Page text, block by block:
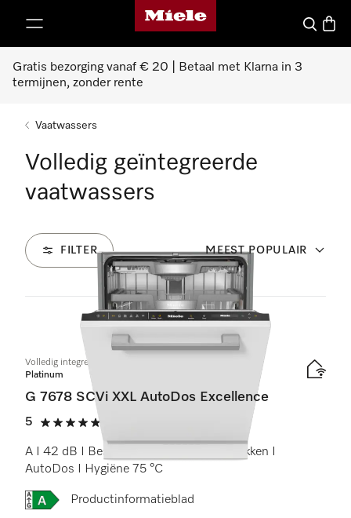
Homepage van Miele
Wat zoek
Gratis bezorging vanaf € 20 | Betaal met Klarna in 3
termijnen, zonder rente
Vaatwassers
Volledig geïntegreerde
vaatwassers
FILTER MEEST POPULAIR
47 Producten
Volledig integreerbare vaatwasser XXL
Platinum
G 7678 SCVi XXL AutoDos Excellence
5
5 sterren op 5
A I 42 dB I Besteklade I MaxiComfort rekken I
AutoDos I Hygiëne 75 °C
Online Label Flag, Energielabel
Productinformatieblad